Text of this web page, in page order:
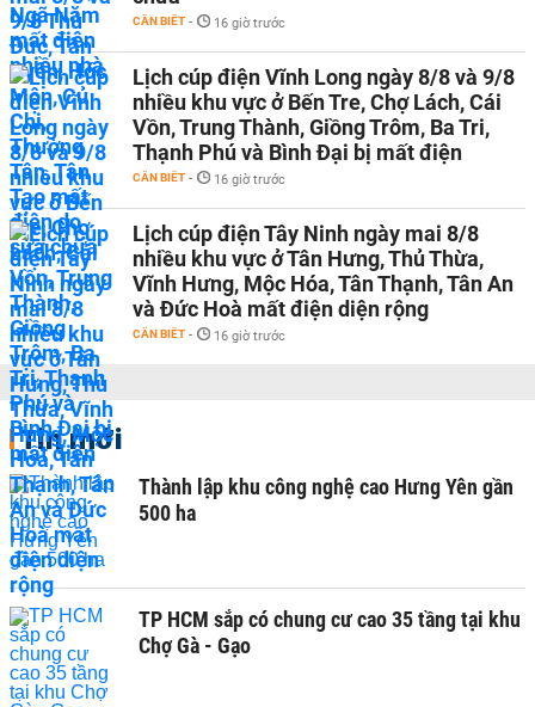
CẦN BIẾT - 16 giờ trước
Lịch cúp điện Vĩnh Long ngày 8/8 và 9/8
nhiều khu vực ở Bến Tre, Chợ Lách, Cái
Vồn, Trung Thành, Giồng Trôm, Ba Tri,
Thạnh Phú và Bình Đại bị mất điện
CẦN BIẾT - 16 giờ trước
Lịch cúp điện Tây Ninh ngày mai 8/8
nhiều khu vực ở Tân Hưng, Thủ Thừa,
Vĩnh Hưng, Mộc Hóa, Tân Thạnh, Tân An
và Đức Hoà mất điện diện rộng
CẦN BIẾT - 16 giờ trước
Tin mới
Thành lập khu công nghệ cao Hưng Yên gần
500 ha
TP HCM sắp có chung cư cao 35 tầng tại khu
Chợ Gà - Gạo